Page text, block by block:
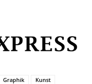
Graphik
Kunst